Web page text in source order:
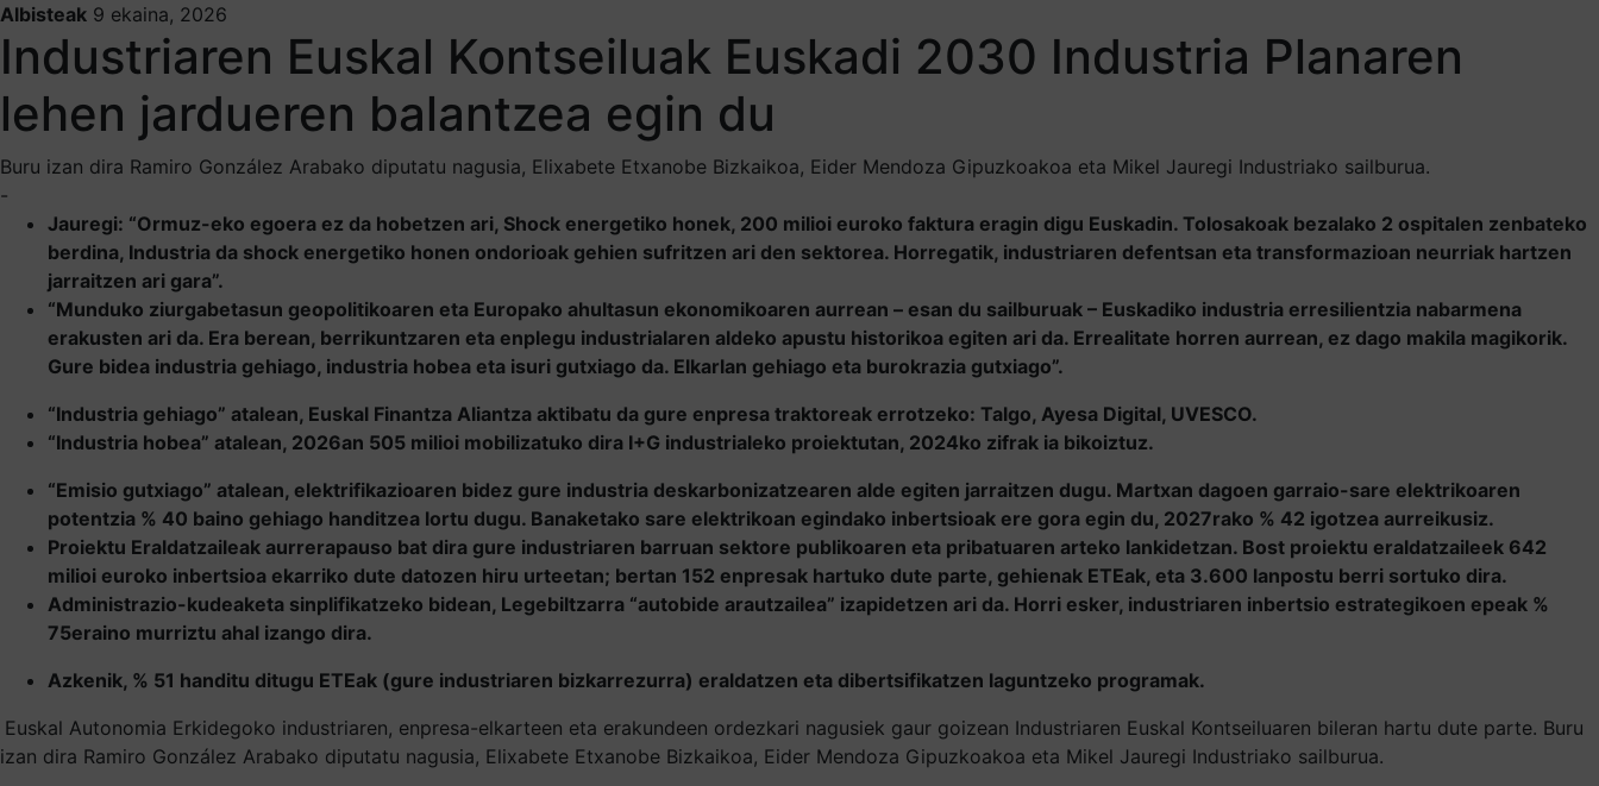
Albisteak 9 ekaina, 2026
Industriaren Euskal Kontseiluak Euskadi 2030 Industria Planaren
lehen jardueren balantzea egin du
Buru izan dira Ramiro González Arabako diputatu nagusia, Elixabete Etxanobe Bizkaikoa, Eider Mendoza Gipuzkoakoa eta Mikel Jauregi Industriako sailburua.
-
Jauregi: “Ormuz-eko egoera ez da hobetzen ari, Shock energetiko honek, 200 milioi euroko faktura eragin digu Euskadin. Tolosakoak bezalako 2 ospitalen zenbateko
berdina, Industria da shock energetiko honen ondorioak gehien sufritzen ari den sektorea. Horregatik, industriaren defentsan eta transformazioan neurriak hartzen
jarraitzen ari gara”.
“Munduko ziurgabetasun geopolitikoaren eta Europako ahultasun ekonomikoaren aurrean – esan du sailburuak – Euskadiko industria erresilientzia nabarmena
erakusten ari da. Era berean, berrikuntzaren eta enplegu industrialaren aldeko apustu historikoa egiten ari da. Errealitate horren aurrean, ez dago makila magikorik.
Gure bidea industria gehiago, industria hobea eta isuri gutxiago da. Elkarlan gehiago eta burokrazia gutxiago”.
“Industria gehiago” atalean, Euskal Finantza Aliantza aktibatu da gure enpresa traktoreak errotzeko: Talgo, Ayesa Digital, UVESCO.
“Industria hobea” atalean, 2026an 505 milioi mobilizatuko dira I+G industrialeko proiektutan, 2024ko zifrak ia bikoiztuz.
“Emisio gutxiago” atalean, elektrifikazioaren bidez gure industria deskarbonizatzearen alde egiten jarraitzen dugu. Martxan dagoen garraio-sare elektrikoaren
potentzia % 40 baino gehiago handitzea lortu dugu. Banaketako sare elektrikoan egindako inbertsioak ere gora egin du, 2027rako % 42 igotzea aurreikusiz.
Proiektu Eraldatzaileak aurrerapauso bat dira gure industriaren barruan sektore publikoaren eta pribatuaren arteko lankidetzan. Bost proiektu eraldatzaileek 642
milioi euroko inbertsioa ekarriko dute datozen hiru urteetan; bertan 152 enpresak hartuko dute parte, gehienak ETEak, eta 3.600 lanpostu berri sortuko dira.
Administrazio-kudeaketa sinplifikatzeko bidean, Legebiltzarra “autobide arautzailea” izapidetzen ari da. Horri esker, industriaren inbertsio estrategikoen epeak %
75eraino murriztu ahal izango dira.
Azkenik, % 51 handitu ditugu ETEak (gure industriaren bizkarrezurra) eraldatzen eta dibertsifikatzen laguntzeko programak.
Euskal Autonomia Erkidegoko industriaren, enpresa-elkarteen eta erakundeen ordezkari nagusiek gaur goizean Industriaren Euskal Kontseiluaren bileran hartu dute parte. Buru
izan dira Ramiro González Arabako diputatu nagusia, Elixabete Etxanobe Bizkaikoa, Eider Mendoza Gipuzkoakoa eta Mikel Jauregi Industriako sailburua.